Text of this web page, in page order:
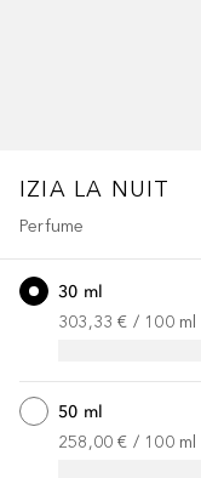
IZIA LA NUIT
Perfume
30 ml
303,33 € / 100 ml
50 ml
258,00 € / 100 ml